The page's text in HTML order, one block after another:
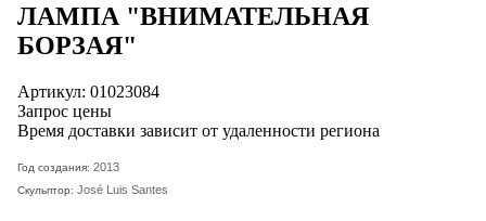
ЛАМПА "ВНИМАТЕЛЬНАЯ
БОРЗАЯ"
Артикул: 01023084
Запрос цены
Время доставки зависит от удаленности региона
Год создания: 2013
Скульптор: José Luis Santes